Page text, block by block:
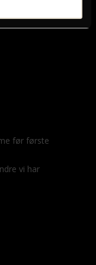
før første
vi har